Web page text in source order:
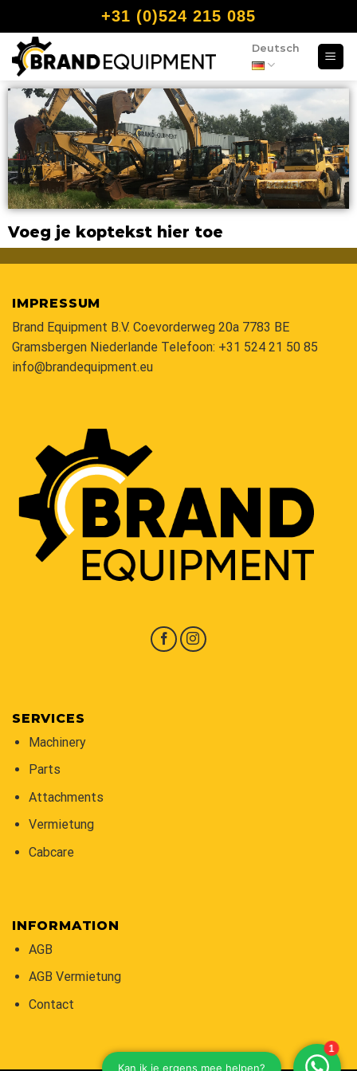
+31 (0)524 215 085
Deutsch
Voeg je koptekst hier toe
IMPRESSUM
Brand Equipment B.V. Coevorderweg 20a 7783 BE
Gramsbergen Niederlande Telefoon: +31 524 21 50 85
info@brandequipment.eu
SERVICES
Machinery
Parts
Attachments
Vermietung
Cabcare
INFORMATION
AGB
AGB Vermietung
Contact